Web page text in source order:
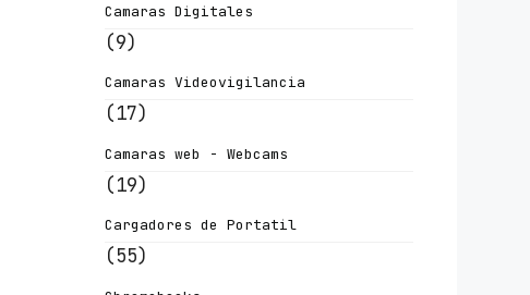
Camaras Digitales
(9)
Camaras Videovigilancia
(17)
Camaras web - Webcams
(19)
Cargadores de Portatil
(55)